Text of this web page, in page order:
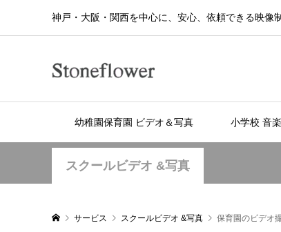
神戸・大阪・関西を中心に、安心、依頼できる映
幼稚園保育園 ビデオ＆写真 小学校 音
スクールビデオ &写真
サービス スクールビデオ &写真 保育園のビデオ